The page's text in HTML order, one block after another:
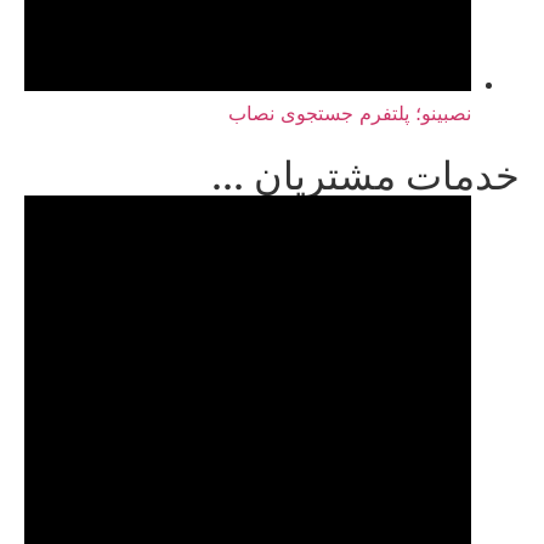
نصبینو؛ پلتفرم جستجوی نصاب
خدمات مشتریان ...